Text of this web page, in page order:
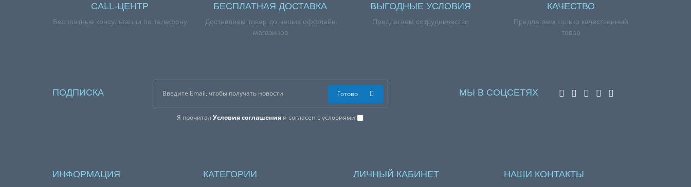
CALL-ЦЕНТР
Бесплатные консультации по телефону
БЕСПЛАТНАЯ ДОСТАВКА
Доставляем товар до наших оффлайн
магазинов
ВЫГОДНЫЕ УСЛОВИЯ
Предлагаем сотрудничество
КАЧЕСТВО
Предлагаем только качественный
товар
ПОДПИСКА
Я прочиталУсловия соглашения и согласен с условиями
Готово МЫ В СОЦСЕТЯХ
ИНФОРМАЦИЯ КАТЕГОРИИ ЛИЧНЫЙ КАБИНЕТ НАШИ КОНТАКТЫ